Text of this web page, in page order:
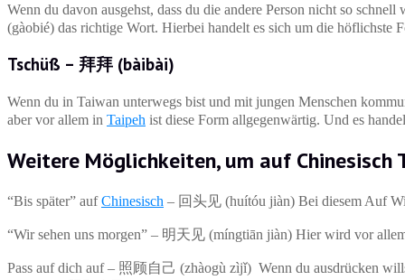
Wenn du davon ausgehst, dass du die andere Person nicht so
(gàobié) das richtige Wort. Hierbei handelt es sich um die höflichste
Tschüß – 拜拜 (bàibài)
Wenn du in Taiwan unterwegs bist und mit jungen Menschen
aber vor allem in Taipeh ist diese Form allgegenwärtig. Und es
Weitere Möglichkeiten, um auf Chinesisch
“Bis später” aufChinesisch – 回头见 (huítóu jiàn) Bei diesem Auf
“Wir sehen uns morgen” – 明天见 (míngtiān jiàn) Hier wird vor
Pass auf dich auf – 照顾自己 (zhàogù zìjǐ) Wenn du ausdrücken